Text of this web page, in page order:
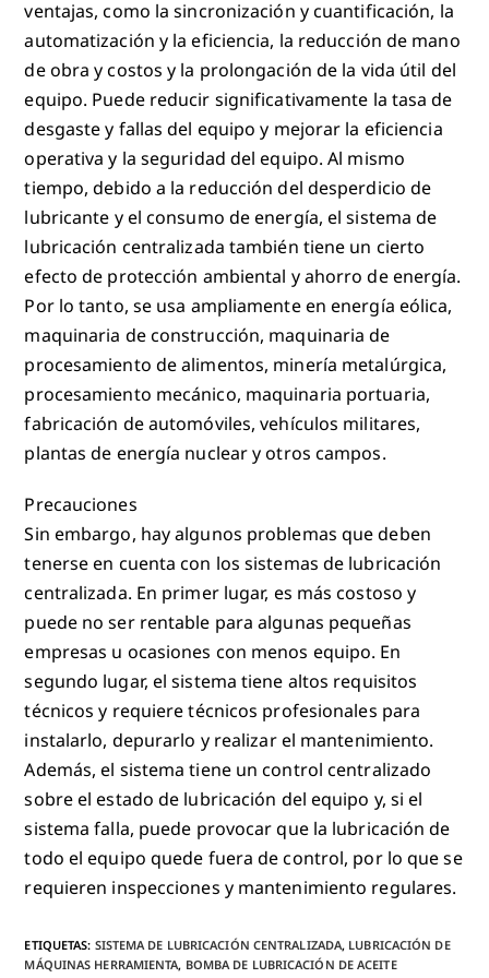
ventajas, como la sincronización y cuantificación, la
automatización y la eficiencia, la reducción de mano
de obra y costos y la prolongación de la vida útil del
equipo. Puede reducir significativamente la tasa de
desgaste y fallas del equipo y mejorar la eficiencia
operativa y la seguridad del equipo. Al mismo
tiempo, debido a la reducción del desperdicio de
lubricante y el consumo de energía, el sistema de
lubricación centralizada también tiene un cierto
efecto de protección ambiental y ahorro de energía.
Por lo tanto, se usa ampliamente en energía eólica,
maquinaria de construcción, maquinaria de
procesamiento de alimentos, minería metalúrgica,
procesamiento mecánico, maquinaria portuaria,
fabricación de automóviles, vehículos militares,
plantas de energía nuclear y otros campos.
Precauciones
Sin embargo, hay algunos problemas que deben
tenerse en cuenta con los sistemas de lubricación
centralizada. En primer lugar, es más costoso y
puede no ser rentable para algunas pequeñas
empresas u ocasiones con menos equipo. En
segundo lugar, el sistema tiene altos requisitos
técnicos y requiere técnicos profesionales para
instalarlo, depurarlo y realizar el mantenimiento.
Además, el sistema tiene un control centralizado
sobre el estado de lubricación del equipo y, si el
sistema falla, puede provocar que la lubricación de
todo el equipo quede fuera de control, por lo que se
requieren inspecciones y mantenimiento regulares.
ETIQUETAS: SISTEMA DE LUBRICACIÓN CENTRALIZADA, LUBRICACIÓN DE
MÁQUINAS HERRAMIENTA, BOMBA DE LUBRICACIÓN DE ACEITE